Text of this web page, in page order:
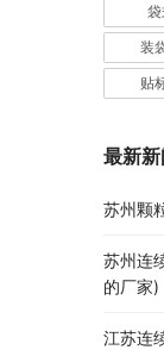
装
贴
最新新
苏州颗
苏州连
的厂家)
江苏连